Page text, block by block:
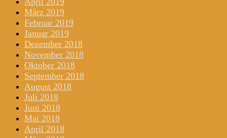
März 2019
Februar 2019
Januar 2019
Dezember 2018
November 2018
Oktober 2018
September 2018
August 2018
Juli 2018
Juni 2018
Mai 2018
April 2018